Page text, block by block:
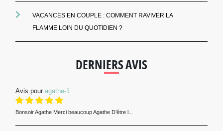
VACANCES EN COUPLE : COMMENT RAVIVER LA
FLAMME LOIN DU QUOTIDIEN ?
DERNIERS AVIS
Avis pour agathe-1
Bonsoir Agathe Merci beaucoup Agathe D’être l...